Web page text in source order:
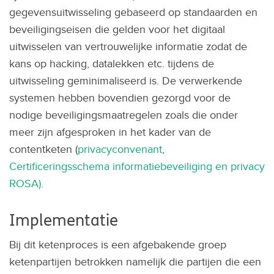
gegevensuitwisseling gebaseerd op standaarden en
beveiligingseisen die gelden voor het digitaal
uitwisselen van vertrouwelijke informatie zodat de
kans op hacking, datalekken etc. tijdens de
uitwisseling geminimaliseerd is. De verwerkende
systemen hebben bovendien gezorgd voor de
nodige beveiligingsmaatregelen zoals die onder
meer zijn afgesproken in het kader van de
contentketen (privacyconvenant,
Certificeringsschema informatiebeveiliging en privacy
ROSA).
Implementatie
Bij dit ketenproces is een afgebakende groep
ketenpartijen betrokken namelijk die partijen die een